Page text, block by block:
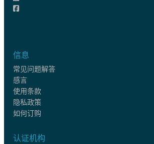
信息
常见问题解答
感言
使用条款
隐私政策
如何订购
认证机构